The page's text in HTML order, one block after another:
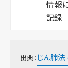
情報
記録
出典： じん肺